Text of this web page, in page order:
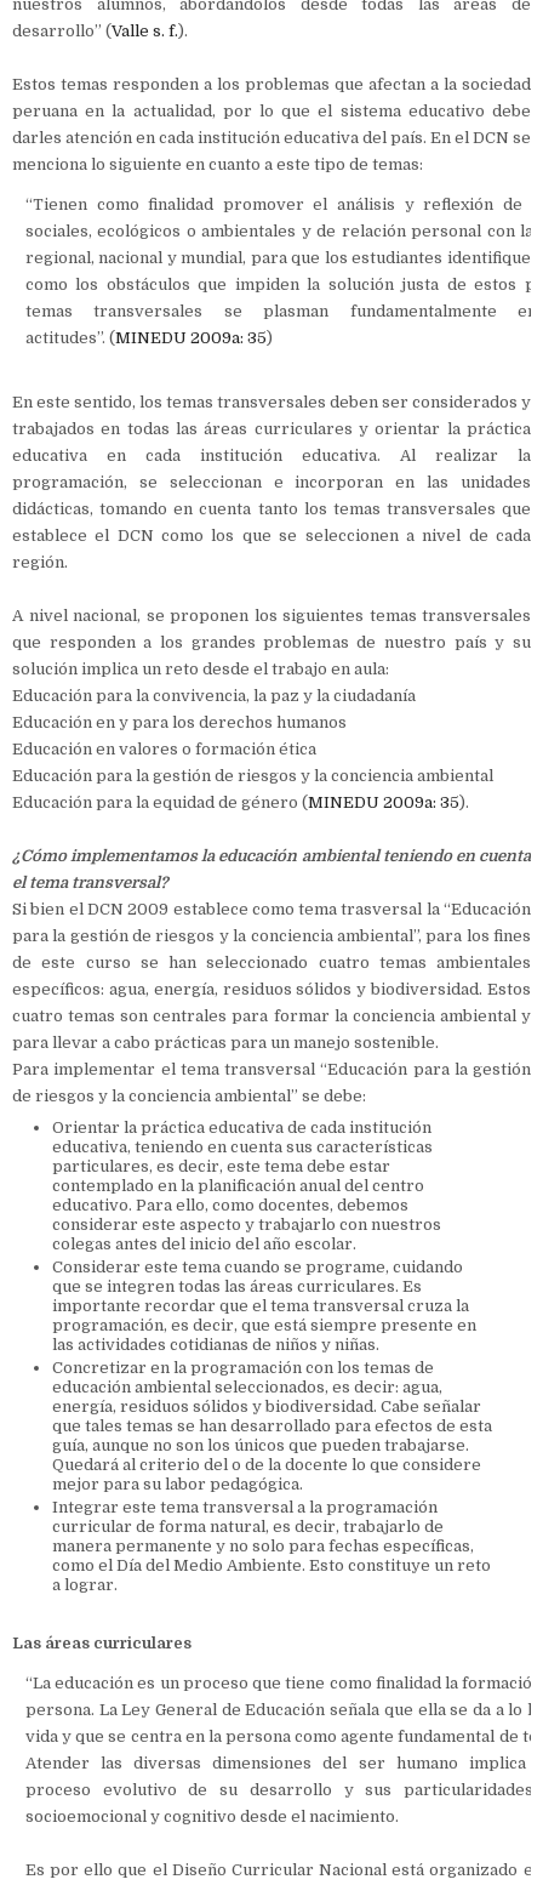
nuestros alumnos, abordándolos desde todas las áreas de
desarrollo” (Valle s. f.).
Estos temas responden a los problemas que afectan a la sociedad
peruana en la actualidad, por lo que el sistema educativo debe
darles atención en cada institución educativa del país. En el DCN se
menciona lo siguiente en cuanto a este tipo de temas:
“Tienen como finalidad promover el análisis y reflexión de
sociales, ecológicos o ambientales y de relación personal con la
regional, nacional y mundial, para que los estudiantes identifiquen
como los obstáculos que impiden la solución justa de estos
temas transversales se plasman fundamentalmente
actitudes”. (MINEDU 2009a: 35)
En este sentido, los temas transversales deben ser considerados y
trabajados en todas las áreas curriculares y orientar la práctica
educativa en cada institución educativa. Al realizar la
programación, se seleccionan e incorporan en las unidades
didácticas, tomando en cuenta tanto los temas transversales que
establece el DCN como los que se seleccionen a nivel de cada
región.
A nivel nacional, se proponen los siguientes temas transversales
que responden a los grandes problemas de nuestro país y su
solución implica un reto desde el trabajo en aula:
Educación para la convivencia, la paz y la ciudadanía
Educación en y para los derechos humanos
Educación en valores o formación ética
Educación para la gestión de riesgos y la conciencia ambiental
Educación para la equidad de género (MINEDU 2009a: 35).
¿Cómo implementamos la educación ambiental teniendo en cuenta
el tema transversal?
Si bien el DCN 2009 establece como tema trasversal la “Educación
para la gestión de riesgos y la conciencia ambiental”, para los fines
de este curso se han seleccionado cuatro temas ambientales
específicos: agua, energía, residuos sólidos y biodiversidad. Estos
cuatro temas son centrales para formar la conciencia ambiental y
para llevar a cabo prácticas para un manejo sostenible.
Para implementar el tema transversal “Educación para la gestión
de riesgos y la conciencia ambiental” se debe:
Orientar la práctica educativa de cada institución
educativa, teniendo en cuenta sus características
particulares, es decir, este tema debe estar
contemplado en la planificación anual del centro
educativo. Para ello, como docentes, debemos
considerar este aspecto y trabajarlo con nuestros
colegas antes del inicio del año escolar.
Considerar este tema cuando se programe, cuidando
que se integren todas las áreas curriculares. Es
importante recordar que el tema transversal cruza la
programación, es decir, que está siempre presente en
las actividades cotidianas de niños y niñas.
Concretizar en la programación con los temas de
educación ambiental seleccionados, es decir: agua,
energía, residuos sólidos y biodiversidad. Cabe señalar
que tales temas se han desarrollado para efectos de esta
guía, aunque no son los únicos que pueden trabajarse.
Quedará al criterio del o de la docente lo que considere
mejor para su labor pedagógica.
Integrar este tema transversal a la programación
curricular de forma natural, es decir, trabajarlo de
manera permanente y no solo para fechas específicas,
como el Día del Medio Ambiente. Esto constituye un reto
a lograr.
Las áreas curriculares
“La educación es un proceso que tiene como finalidad la
persona. La Ley General de Educación señala que ella se da a lo
vida y que se centra en la persona como agente fundamental de
Atender las diversas dimensiones del ser humano implica
proceso evolutivo de su desarrollo y sus
socioemocional y cognitivo desde el nacimiento.
Es por ello que el Diseño Curricular Nacional está organizado